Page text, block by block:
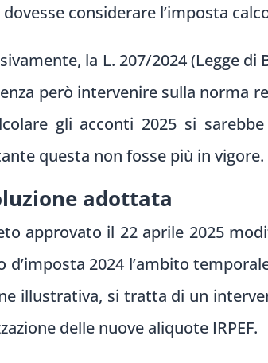
dovesse considerare l’imposta
la L. 207/2024 (Legge
però intervenire sulla norma
gli acconti 2025 si
questa non fosse più in vigore.
adottata
approvato il 22 aprile 2025
d’imposta 2024 l’ambito
illustrativa, si tratta di un
delle nuove aliquote IRPEF.